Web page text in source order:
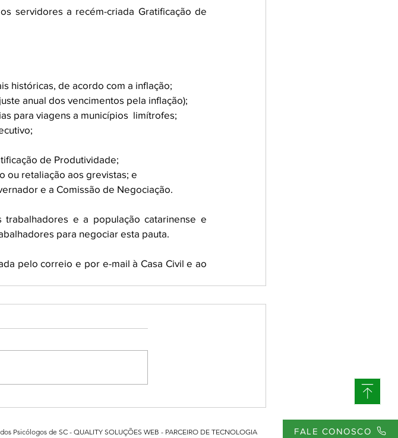
servidores a recém-criada Gratificação de
históricas, de acordo com a inflação;
anual dos vencimentos pela inflação);
para viagens a municípios  limítrofes;
de Produtividade;
ou retaliação aos grevistas; e
e a Comissão de Negociação.
e a população catarinense e
para negociar esta pauta.
pelo correio e por e-mail à Casa Civil e ao
FALE CONOSCO
Psicólogos de SC - QUALITY SOLUÇÕES WEB - PARCEIRO DE TECNOLOGIA